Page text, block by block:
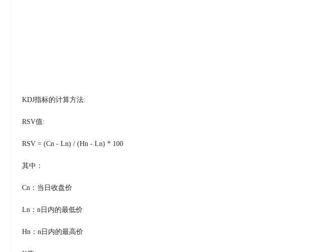
KDJ指标的计算方法:
RSV值:
RSV = (Cn - Ln) / (Hn - Ln) * 100
其中：
Cn：当日收盘价
Ln：n日内的最低价
Hn：n日内的最高价